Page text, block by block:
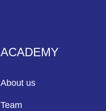
ACADEMY
About us
Team